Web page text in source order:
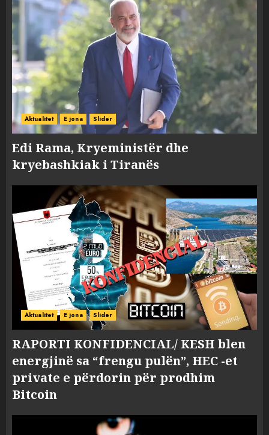
Aktualitet E jona Slider
Edi Rama, Kryeministër dhe
kryebashkiak i Tiranës
Aktualitet E jona Slider
RAPORTI KONFIDENCIAL/ KESH blen
energjinë sa “frengu pulën”, HEC -et
private e përdorin për prodhim
Bitcoin